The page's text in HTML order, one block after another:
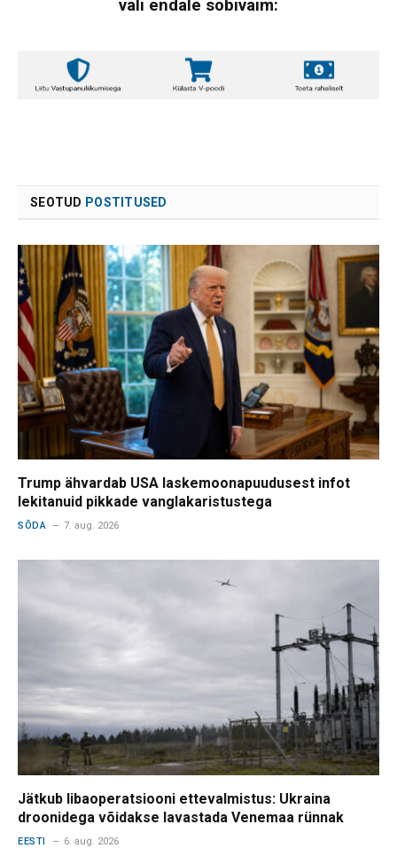
vali endale sobivaim:
SEOTUD POSTITUSED
Trump ähvardab USA laskemoonapuudusest infot
lekitanuid pikkade vanglakaristustega
SÕDA 7. aug. 2026
Jätkub libaoperatsiooni ettevalmistus: Ukraina
droonidega võidakse lavastada Venemaa rünnak
EESTI 6. aug. 2026